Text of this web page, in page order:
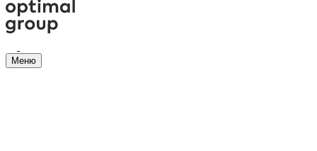
Меню